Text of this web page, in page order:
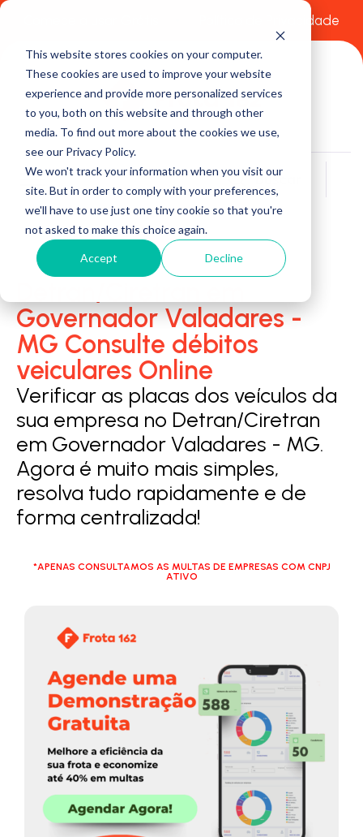
This website stores cookies on your computer.
These cookies are used to improve your website
experience and provide more personalized services
to you, both on this website and through other
media. To find out more about the cookies we use,
see our Privacy Policy.
We won't track your information when you visit our
site. But in order to comply with your preferences,
we'll have to use just one tiny cookie so that you're
not asked to make this choice again.
Accept Decline
Política de Privacidade
Buscar
Governador Valadares -
MG Consulte débitos
veiculares Online
Verificar as placas dos veículos da
sua empresa no Detran/Ciretran
em Governador Valadares - MG.
Agora é muito mais simples,
resolva tudo rapidamente e de
forma centralizada!
*APENAS CONSULTAMOS AS MULTAS DE EMPRESAS COM CNPJ
ATIVO